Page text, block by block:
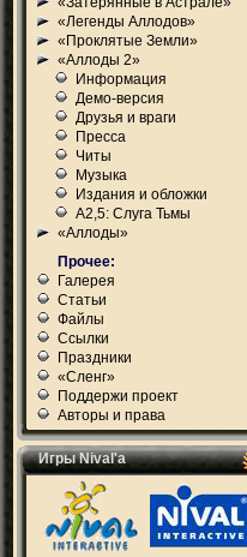
«Легенды Аллодов»
«Проклятые Земли»
«Аллоды 2»
Информация
Демо-версия
Друзья и враги
Пресса
Читы
Музыка
Издания и обложки
А2,5: Слуга Тьмы
«Аллоды»
Прочее:
Галерея
Статьи
Файлы
Ссылки
Праздники
«Сленг»
Поддержи проект
Авторы и права
Игры Nival'а